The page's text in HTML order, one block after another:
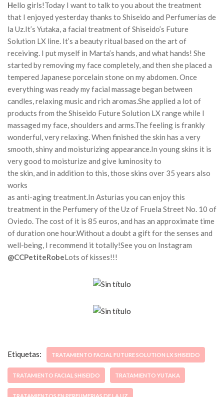
Hello girls!Today I want to talk to you about the treatment
that I enjoyed yesterday thanks to Shiseido and Perfumerías de
la Uz.It’s Yutaka, a facial treatment of Shiseido’s Future
Solution LX line. It’s a beauty ritual based on the art of
receiving. I put myself in Marta’s hands, and what hands! She
started by removing my face completely, and then she placed a
tempered Japanese porcelain stone on my abdomen.Once
everything was ready my facial massage began between
candles, relaxing music and rich aromas.She applied a lot of
products from the Shiseido Future Solution LX range while I
massaged my face, shoulders and arms.The feeling is frankly
wonderful, very relaxing.When finished the skin has a very
smooth, shiny and moisturizing appearance.In young skins it is
very good to moisturize and give luminosity to
the skin, and in addition to this, those skins over 35 years also
works
as anti-aging treatment.In Asturias you can enjoy this
treatment in the Perfumery of the Uz of Fruela Street No. 10 of
Oviedo. The cost of it is 85 euros, and has an approximate time
of duration one hour.Without a doubt a gift for the senses and
well-being, I recommend it totally!See you on Instagram
@CCPetiteRobeLots of kisses!!!
Etiquetas: TRATAMIENTO FACIAL FUTURE SOLUTION LX SHISEIDO
TRATAMIENTO FACIAL SHISEIDO TRATAMIENTO YUTAKA